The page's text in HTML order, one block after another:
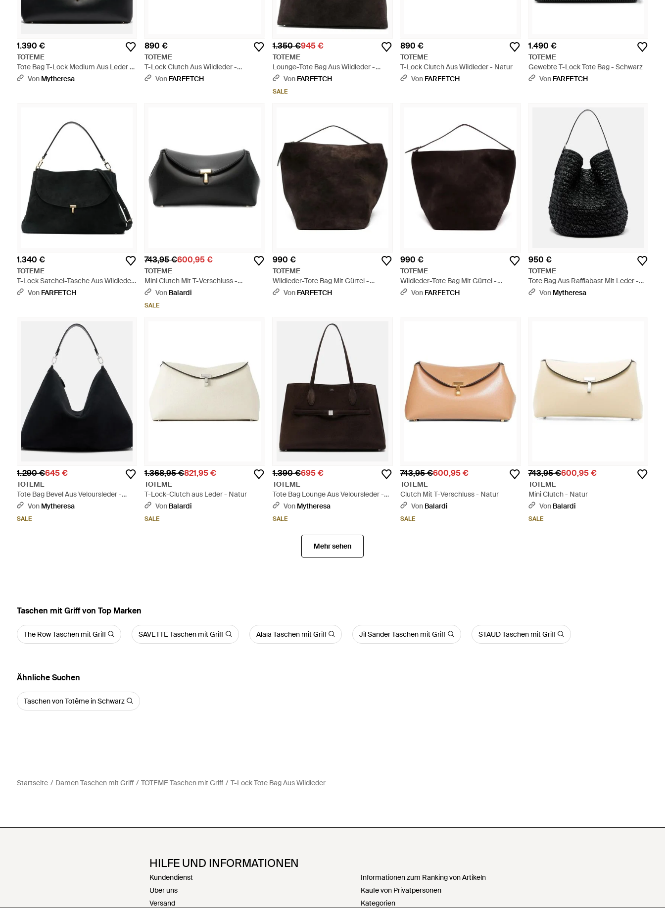
1.390 €
TOTEME
Tote Bag T-Lock Medium Aus Leder -
Schwarz
Von Mytheresa
890 €
TOTEME
T-Lock Clutch Aus Wildleder -
Schwarz
Von FARFETCH
1.350 €945 €
TOTEME
Lounge-Tote Bag Aus Wildleder -
Schwarz
Von FARFETCH
SALE
890 €
TOTEME
T-Lock Clutch Aus Wildleder - Natur
Von FARFETCH
1.490 €
TOTEME
Gewebte T-Lock Tote Bag - Schwarz
Von FARFETCH
1.340 €
TOTEME
T-Lock Satchel-Tasche Aus Wildleder
- Schwarz
Von FARFETCH
743,95 €600,95 €
TOTEME
Mini Clutch Mit T-Verschluss -
Schwarz
Von Balardi
SALE
990 €
TOTEME
Wildleder-Tote Bag Mit Gürtel -
Schwarz
Von FARFETCH
990 €
TOTEME
Wildleder-Tote Bag Mit Gürtel -
Schwarz
Von FARFETCH
950 €
TOTEME
Tote Bag Aus Raffiabast Mit Leder -
Schwarz
Von Mytheresa
1.290 €645 €
TOTEME
Tote Bag Bevel Aus Veloursleder -
Schwarz
Von Mytheresa
SALE
1.368,95 €821,95 €
TOTEME
T-Lock-Clutch aus Leder - Natur
Von Balardi
SALE
1.390 €695 €
TOTEME
Tote Bag Lounge Aus Veloursleder -
Schwarz
Von Mytheresa
SALE
743,95 €600,95 €
TOTEME
Clutch Mit T-Verschluss - Natur
Von Balardi
SALE
743,95 €600,95 €
TOTEME
Mini Clutch - Natur
Von Balardi
SALE
Mehr sehen
Taschen mit Griff von Top Marken
The Row Taschen mit Griff SAVETTE Taschen mit Griff Alaïa Taschen mit Griff Jil Sander Taschen mit Griff STAUD Taschen mit Griff
Ähnliche Suchen
Taschen von Totême in Schwarz
Startseite Damen Taschen mit Griff TOTEME Taschen mit Griff T-Lock Tote Bag Aus Wildleder
HILFE UND INFORMATIONEN
Kundendienst
Über uns
Versand
Informationen zum Ranking von Artikeln
Käufe von Privatpersonen
Kategorien